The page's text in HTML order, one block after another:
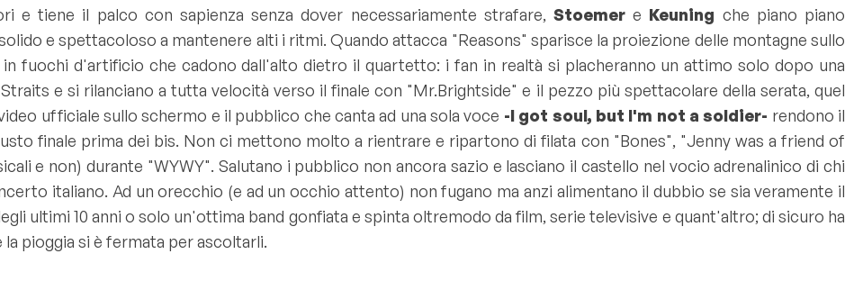
e tiene il palco con sapienza senza dover necessariamente strafare, Stoemere Keuning che piano piano
e spettacoloso a mantenere alti i ritmi. Quando attacca "Reasons" sparisce la proiezione delle montagne sullo
fuochi d'artificio che cadono dall'alto dietro il quartetto: i fan in realtà si placheranno un attimo solo dopo una
e si rilanciano a tutta velocità verso il finale con "Mr.Brightside" e il pezzo più spettacolare della serata, quel
ufficiale sullo schermo e il pubblico che canta ad una sola voce -I got soul, but I'm not a soldier- rendono il
finale prima dei bis. Non ci mettono molto a rientrare e ripartono di filata con "Bones", "Jenny was a friend of
e non) durante "WYWY". Salutano i pubblico non ancora sazio e lasciano il castello nel vocio adrenalinico di chi
italiano. Ad un orecchio (e ad un occhio attento) non fugano ma anzi alimentano il dubbio se sia veramente il
ultimi 10 anni o solo un'ottima band gonfiata e spinta oltremodo da film, serie televisive e quant'altro; di sicuro ha
pioggia si è fermata per ascoltarli.